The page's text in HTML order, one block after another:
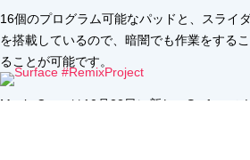
16個のプログラム可能なパッドと、スライ
を搭載しているので、暗闇でも作業をする
ることが可能です。
Music Coverは10月22日に新しいSurfaceの